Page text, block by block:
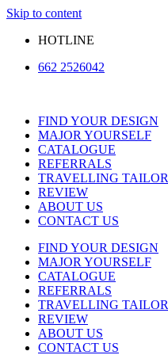
Skip to content
HOTLINE
662 2526042
FIND YOUR DESIGN
MAJOR YOURSELF
CATALOGUE
REFERRALS
TRAVELLING TAILOR
REVIEW
ABOUT US
CONTACT US
FIND YOUR DESIGN
MAJOR YOURSELF
CATALOGUE
REFERRALS
TRAVELLING TAILOR
REVIEW
ABOUT US
CONTACT US